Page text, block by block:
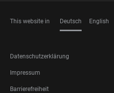
This website in Deutsch English
FOOTER
LEGAL
Datenschutzerklärung
Impressum
Barrierefreiheit